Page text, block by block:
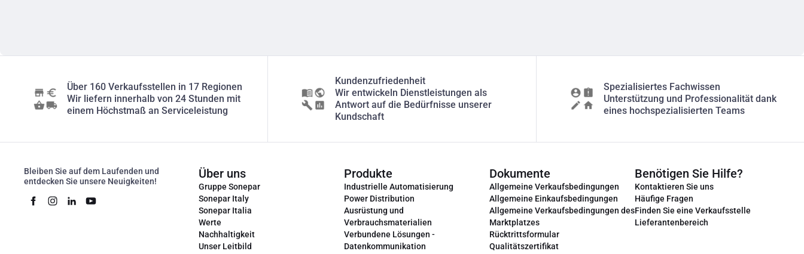
Über 160 Verkaufsstellen in 17 Regionen
Wir liefern innerhalb von 24 Stunden mit
einem Höchstmaß an Serviceleistung
Kundenzufriedenheit
Wir entwickeln Dienstleistungen als
Antwort auf die Bedürfnisse unserer
Kundschaft
Spezialisiertes Fachwissen
Unterstützung und Professionalität dank
eines hochspezialisierten Teams
Bleiben Sie auf dem Laufenden und
entdecken Sie unsere Neuigkeiten!
Über uns
Gruppe Sonepar
Sonepar Italy
Sonepar Italia
Werte
Nachhaltigkeit
Unser Leitbild
Produkte
Industrielle Automatisierung
Power Distribution
Ausrüstung und
Verbrauchsmaterialien
Verbundene Lösungen -
Datenkommunikation
Dokumente
Allgemeine Verkaufsbedingungen
Allgemeine Einkaufsbedingungen
Allgemeine Verkaufsbedingungen des
Marktplatzes
Rücktrittsformular
Qualitätszertifikat
Benötigen Sie Hilfe?
Kontaktieren Sie uns
Häufige Fragen
Finden Sie eine Verkaufsstelle
Lieferantenbereich